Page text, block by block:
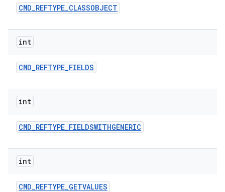
CMD_REFTYPE_CLASSOBJECT
int
CMD_REFTYPE_FIELDS
int
CMD_REFTYPE_FIELDSWITHGENERIC
int
CMD_REFTYPE_GETVALUES